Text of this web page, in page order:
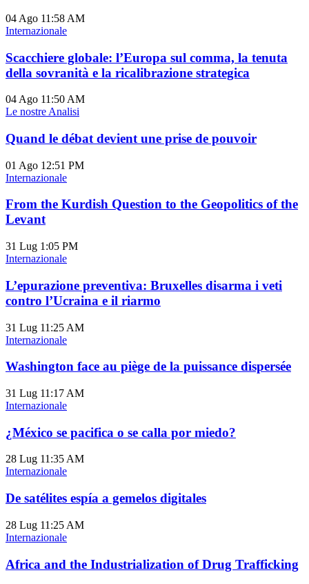
04 Ago 11:58 AM
Internazionale
Scacchiere globale: l’Europa sul comma, la tenuta
della sovranità e la ricalibrazione strategica
04 Ago 11:50 AM
Le nostre Analisi
Quand le débat devient une prise de pouvoir
01 Ago 12:51 PM
Internazionale
From the Kurdish Question to the Geopolitics of the
Levant
31 Lug 1:05 PM
Internazionale
L’epurazione preventiva: Bruxelles disarma i veti
contro l’Ucraina e il riarmo
31 Lug 11:25 AM
Internazionale
Washington face au piège de la puissance dispersée
31 Lug 11:17 AM
Internazionale
¿México se pacifica o se calla por miedo?
28 Lug 11:35 AM
Internazionale
De satélites espía a gemelos digitales
28 Lug 11:25 AM
Internazionale
Africa and the Industrialization of Drug Trafficking